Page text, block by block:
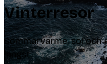
Vinterresor
Sommarvärme, sol och
längst.